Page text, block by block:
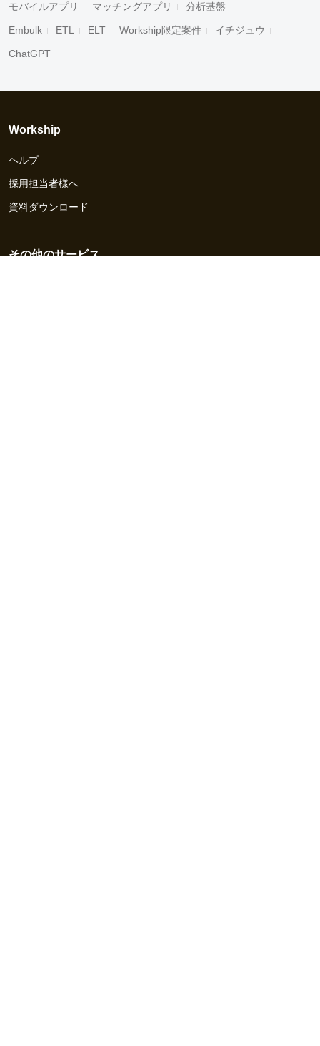
モバイルアプリ マッチングアプリ 分析基盤
Embulk ETL ELT Workship限定案件 イチジュウ
ChatGPT
Workship
ヘルプ
採用担当者様へ
資料ダウンロード
その他のサービス